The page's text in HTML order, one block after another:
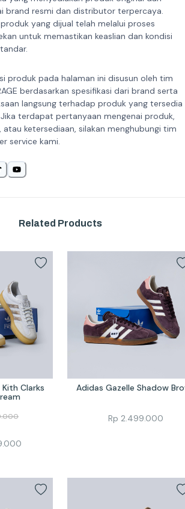
brand resmi dan distributor terpercaya.
yang dijual telah melalui proses
untuk memastikan keaslian dan kondisi
produk pada halaman ini disusun oleh tim
berdasarkan spesifikasi dari brand serta
langsung terhadap produk yang tersedia
terdapat pertanyaan mengenai produk,
atau ketersediaan, silakan menghubungi tim
service kami.
Related Products
Clarks
Adidas Gazelle Shadow
Rp 2.499.000